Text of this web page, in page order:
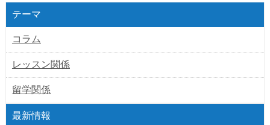
テーマ
コラム
レッスン関係
留学関係
最新情報